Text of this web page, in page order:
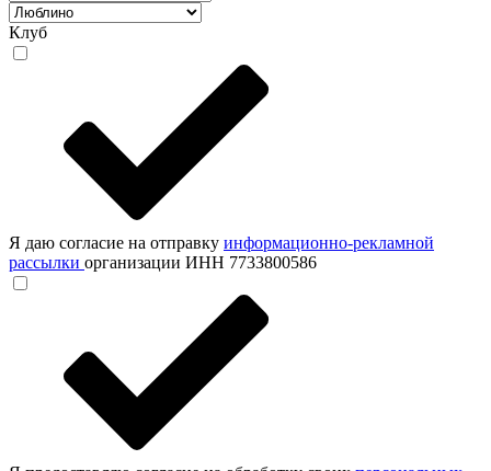
Клуб
Я даю согласие на отправку информационно-рекламной
рассылки организации ИНН 7733800586